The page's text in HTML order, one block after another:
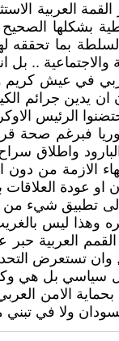
العربية
بشكلها
السلطة بما
والاجتماعية ..
في عيش كريم
ان يدين جرائم
الرئيس
فبرغم صحة
واطلاق
الازمة من
او عودة
شيء من
وهذا ليس
القمم
تستعرض
سياسي بل هي
بحماية
ولا في